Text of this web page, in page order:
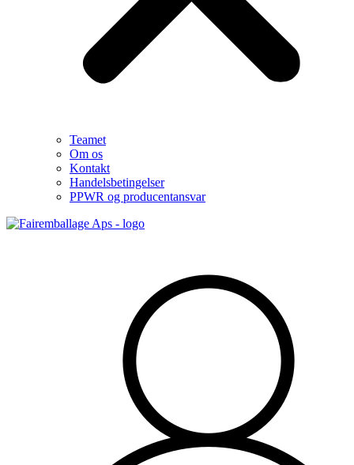
Teamet
Om os
Kontakt
Handelsbetingelser
PPWR og producentansvar